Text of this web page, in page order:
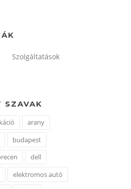
Szolgáltatások
SZAVAK
arany
budapest
dell
elektromos autó